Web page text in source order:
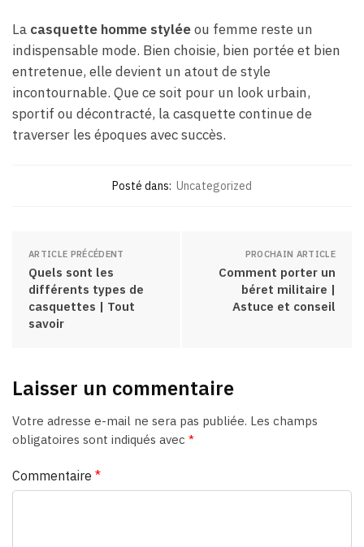
La casquette homme styléeou femme reste un
indispensable mode. Bien choisie, bien portée et bien
entretenue, elle devient un atout de style
incontournable. Que ce soit pour un look urbain,
sportif ou décontracté, la casquette continue de
traverser les époques avec succès.
Posté dans: Uncategorized
ARTICLE PRÉCÉDENT
Quels sont les
différents types de
casquettes | Tout
savoir
PROCHAIN ARTICLE
Comment porter un
béret militaire |
Astuce et conseil
Laisser un commentaire
Votre adresse e-mail ne sera pas publiée. Les champs
obligatoires sont indiqués avec *
Commentaire *